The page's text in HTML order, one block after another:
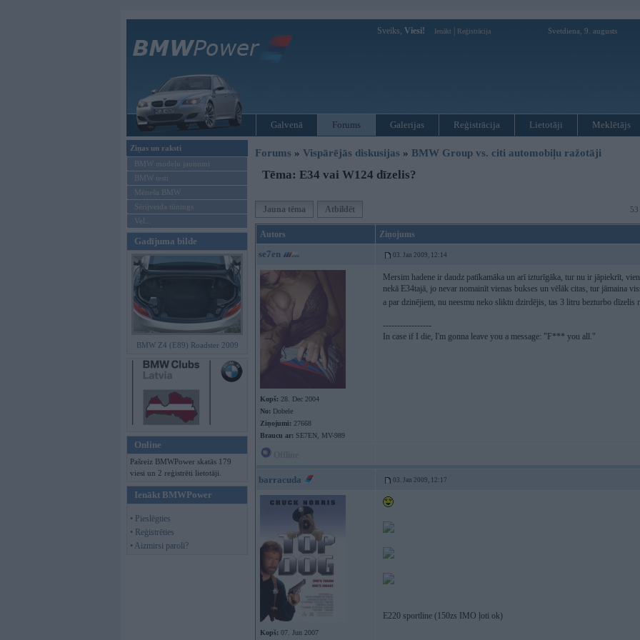
Sveiks, Viesi! Ienākt Reģistrācija Svetdiena, 9. augusts
Galvenā Forums Galerijas Reģistrācija Lietotāji Meklētājs
Ziņas un raksti
BMW modeļu jaunumi
BMW testi
Mēneša BMW
Sērijveida tūnings
Vel...
Gadījuma bilde
BMW Z4 (E89) Roadster 2009
Online
Pašreiz BMWPower skatās 179
viesi un 2 reģistrēti lietotāji.
Ienākt BMWPower
• Pieslēgties
• Reģistrēties
• Aizmirsi paroli?
Forums » Vispārējās diskusijas » BMW Group vs. citi automobiļu ražotāji
Tēma: E34 vai W124 dīzelis?
Jauna tēma Atbildēt
Autors Ziņojums
se7en 03. Jan 2009, 12:14
Kopš: 28. Dec 2004
No: Dobele
Ziņojumi: 27668
Braucu ar: SE7EN, MV-989
Mersim hadene ir daudz patīkamāka un arī izturīgāka, tur nu ir jāpiekrīt,
nekā E34tajā, jo nevar nomainīt vienas bukses un vēlāk citas, tur jāmaina
a par dzinējiem, nu neesmu neko sliktu dzirdējis, tas 3 litru bezturbo dīzelis
-----------------
In case if I die, I'm gonna leave you a message: "F*** you all."
barracuda 03. Jan 2009, 12:17
Kopš: 07. Jun 2007
E220 sportline (150zs IMO ļoti ok)